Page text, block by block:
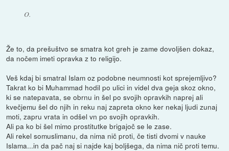
O.
Že to, da prešuštvo se smatra kot greh je zame dovoljšen dokaz,
da nočem imeti opravka z to religijo.
Veš kdaj bi smatral Islam oz podobne neumnosti kot sprejemljivo?
Takrat ko bi Muhammad hodil po ulici in videl dva geja skoz okno,
ki se natepavata, se obrnu in šel po svojih opravkih naprej ali
kvečjemu šel do njih in reku naj zapreta okno ker nekaj ljudi zunaj
moti, zapru vrata in odšel vn po svojih opravkih.
Ali pa ko bi šel mimo prostitutke brigajoč se le zase.
Ali rekel somuslimanu, da nima nič proti, če tisti dvomi v nauke
Islama...in da pač naj si najde kaj boljšega, da nima nič proti temu.